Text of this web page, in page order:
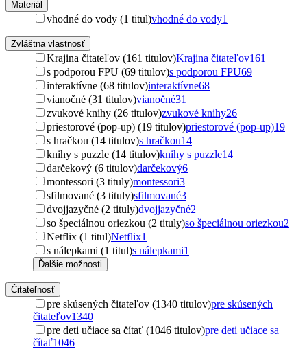
Materiál
vhodné do vody (1 titul)vhodné do vody1
Zvláštna vlastnosť
Krajina čitateľov (161 titulov)Krajina čitateľov161
s podporou FPU (69 titulov)s podporou FPU69
interaktívne (68 titulov)interaktívne68
vianočné (31 titulov)vianočné31
zvukové knihy (26 titulov)zvukové knihy26
priestorové (pop-up) (19 titulov)priestorové (pop-up)19
s hračkou (14 titulov)s hračkou14
knihy s puzzle (14 titulov)knihy s puzzle14
darčekový (6 titulov)darčekový6
montessori (3 tituly)montessori3
sfilmované (3 tituly)sfilmované3
dvojjazyčné (2 tituly)dvojjazyčné2
so špeciálnou oriezkou (2 tituly)so špeciálnou oriezkou2
Netflix (1 titul)Netflix1
s nálepkami (1 titul)s nálepkami1
Ďalšie možnosti
Čitateľnosť
pre skúsených čitateľov (1340 titulov)pre skúsených
čitateľov1340
pre deti učiace sa čítať (1046 titulov)pre deti učiace sa
čítať1046